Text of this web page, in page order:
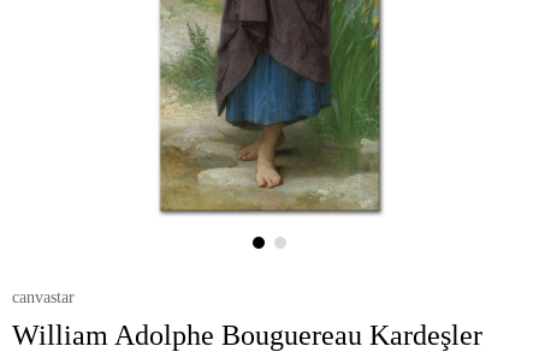
canvastar
William Adolphe Bouguereau Kardeşler